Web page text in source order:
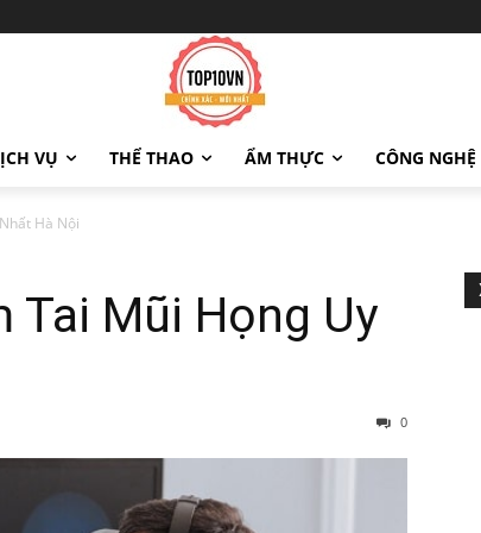
VỤ THỂ THAO ẨM THỰC CÔNG NGHỆ
Hà Nội
Tai Mũi Họng Uy
0